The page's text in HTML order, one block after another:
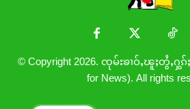
© Copyright 2026. ၸုမ်းၶၢဝ်ႇၽူႈတွႆႇႁွၵ်ႈ
for News). All rights